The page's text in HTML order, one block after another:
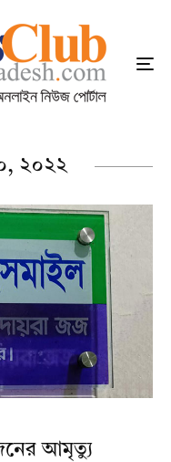
২০২২
জনের আমৃত্যু